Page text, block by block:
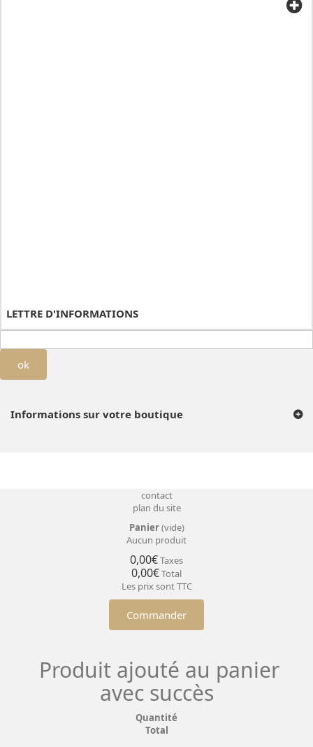
LETTRE D'INFORMATIONS
ok
Informations sur votre boutique
contact
plan du site
Panier(vide)
Aucun produit
0,00€Taxes
0,00€Total
Les prix sont TTC
Commander
Produit ajouté au panier
avec succès
Quantité
Total